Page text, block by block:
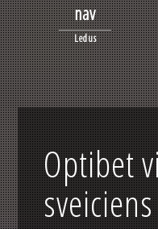
nav
Ledus
Optibet